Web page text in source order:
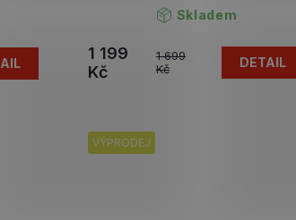
Skladem
1 699
Kč
1 199
Kč
DETAIL
VÝPRODEJ